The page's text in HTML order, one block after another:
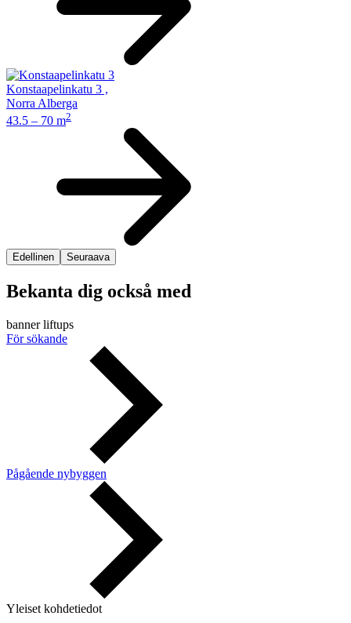
Konstaapelinkatu 3 ,
Norra Alberga
43.5 – 70 m2
Edellinen Seuraava
Bekanta dig också med
banner liftups
För sökande
Pågående nybyggen
Yleiset kohdetiedot